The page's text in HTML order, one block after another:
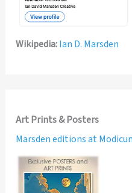
Wikipedia:Ian D. Marsden
Art Prints & Posters
Marsden editions at